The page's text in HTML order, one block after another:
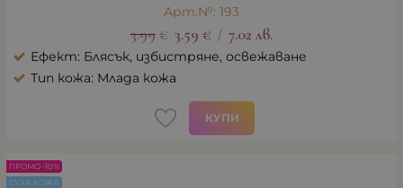
Арт.№: 193
3.99 € 3.59 € / 7.02 лв.
Ефект: Блясък, избистряне, освежаване
Тип кожа: Млада кожа
КУПИ
ПРОМО -10%
СУХА КОЖА